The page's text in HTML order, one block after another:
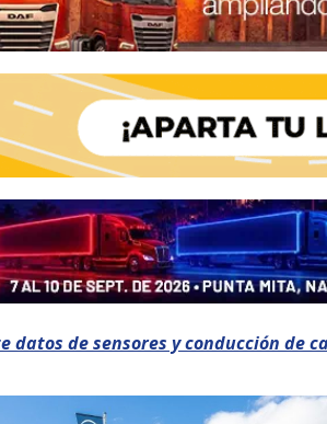
de sensores y conducción de